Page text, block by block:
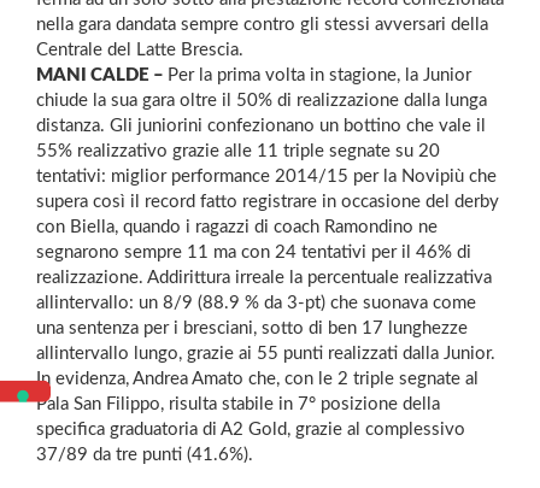
nella gara dandata sempre contro gli stessi avversari della
Centrale del Latte Brescia.
MANI CALDE – Per la prima volta in stagione, la Junior
chiude la sua gara oltre il 50% di realizzazione dalla lunga
distanza. Gli juniorini confezionano un bottino che vale il
55% realizzativo grazie alle 11 triple segnate su 20
tentativi: miglior performance 2014/15 per la Novipiù che
supera così il record fatto registrare in occasione del derby
con Biella, quando i ragazzi di coach Ramondino ne
segnarono sempre 11 ma con 24 tentativi per il 46% di
realizzazione. Addirittura irreale la percentuale realizzativa
allintervallo: un 8/9 (88.9 % da 3-pt) che suonava come
una sentenza per i bresciani, sotto di ben 17 lunghezze
allintervallo lungo, grazie ai 55 punti realizzati dalla Junior.
In evidenza, Andrea Amato che, con le 2 triple segnate al
Pala San Filippo, risulta stabile in 7° posizione della
specifica graduatoria di A2 Gold, grazie al complessivo
37/89 da tre punti (41.6%).